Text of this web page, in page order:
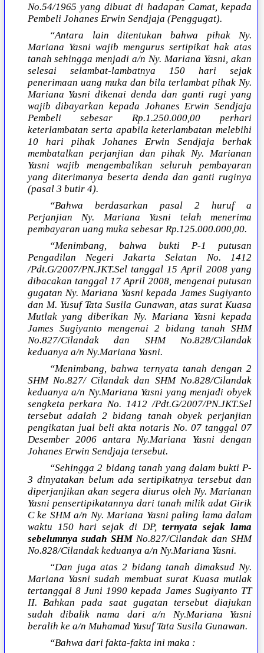
No.54/1965 yang dibuat di hadapan Camat, kepada
Pembeli Johanes Erwin Sendjaja (Penggugat).
“Antara lain ditentukan bahwa pihak Ny.
Mariana Yasni wajib mengurus sertipikat hak atas
tanah sehingga menjadi a/n Ny. Mariana Yasni, akan
selesai selambat-lambatnya 150 hari sejak
penerimaan uang muka dan bila terlambat pihak Ny.
Mariana Yasni dikenai denda dan ganti rugi yang
wajib dibayarkan kepada Johanes Erwin Sendjaja
Pembeli sebesar Rp.1.250.000,00 perhari
keterlambatan serta apabila keterlambatan melebihi
10 hari pihak Johanes Erwin Sendjaja berhak
membatalkan perjanjian dan pihak Ny. Marianan
Yasni wajib mengembalikan seluruh pembayaran
yang diterimanya beserta denda dan ganti ruginya
(pasal 3 butir 4).
“Bahwa berdasarkan pasal 2 huruf a
Perjanjian Ny. Mariana Yasni telah menerima
pembayaran uang muka sebesar Rp.125.000.000,00.
“Menimbang, bahwa bukti P-1 putusan
Pengadilan Negeri Jakarta Selatan No. 1412
/Pdt.G/2007/PN.JKT.Sel tanggal 15 April 2008 yang
dibacakan tanggal 17 April 2008, mengenai putusan
gugatan Ny. Mariana Yasni kepada James Sugiyanto
dan M. Yusuf Tata Susila Gunawan, atas surat Kuasa
Mutlak yang diberikan Ny. Mariana Yasni kepada
James Sugiyanto mengenai 2 bidang tanah SHM
No.827/Cilandak dan SHM No.828/Cilandak
keduanya a/n Ny.Mariana Yasni.
“Menimbang, bahwa ternyata tanah dengan 2
SHM No.827/ Cilandak dan SHM No.828/Cilandak
keduanya a/n Ny.Mariana Yasni yang menjadi obyek
sengketa perkara No. 1412 /Pdt.G/2007/PN.JKT.Sel
tersebut adalah 2 bidang tanah obyek perjanjian
pengikatan jual beli akta notaris No. 07 tanggal 07
Desember 2006 antara Ny.Mariana Yasni dengan
Johanes Erwin Sendjaja tersebut.
“Sehingga 2 bidang tanah yang dalam bukti P-
3 dinyatakan belum ada sertipikatnya tersebut dan
diperjanjikan akan segera diurus oleh Ny. Marianan
Yasni pensertipikatannya dari tanah milik adat Girik
C ke SHM a/n Ny. Mariana Yasni paling lama dalam
waktu 150 hari sejak di DP, ternyata sejak lama
sebelumnya sudah SHMNo.827/Cilandak dan SHM
No.828/Cilandak keduanya a/n Ny.Mariana Yasni.
“Dan juga atas 2 bidang tanah dimaksud Ny.
Mariana Yasni sudah membuat surat Kuasa mutlak
tertanggal 8 Juni 1990 kepada James Sugiyanto TT
II. Bahkan pada saat gugatan tersebut diajukan
sudah dibalik nama dari a/n Ny.Mariana Yasni
beralih ke a/n Muhamad Yusuf Tata Susila Gunawan.
“Bahwa dari fakta-fakta ini maka :